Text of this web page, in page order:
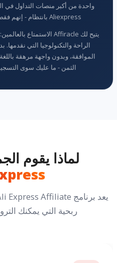
واحدة من أكبر منصات التداول في
Aliexpress بانتظام - إنهم فقط بحاجة إلى الرابط الصحيح.
الراحة والتكنولوجيا التي
الموافقة، وبدون واجهة مرهقة
الثمن - ما عليك سوى
لماذا يقوم
ربحية التي يمكنك